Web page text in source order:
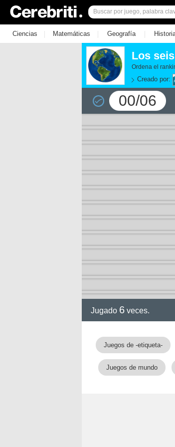
Ciencias | Matemáticas | Geografía |
Los
Ordena el
Creado por:
00/06
Jugado 6 veces.
Juegos de -etiqueta-
Juegos de mundo